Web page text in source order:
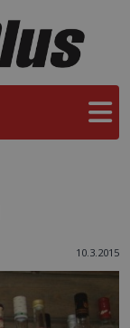
10.3.2015